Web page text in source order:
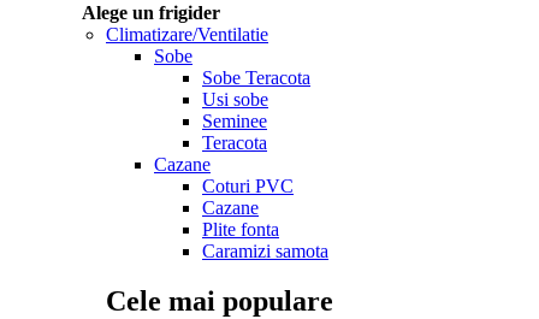
Alege un frigider
Climatizare/Ventilatie
Sobe
Sobe Teracota
Usi sobe
Seminee
Teracota
Cazane
Coturi PVC
Cazane
Plite fonta
Caramizi samota
Cele mai populare